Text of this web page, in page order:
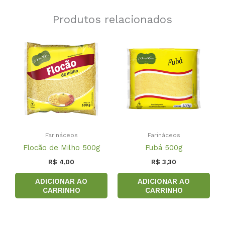
Produtos relacionados
Farináceos
Flocão de Milho 500g
R$ 4,00
ADICIONAR AO
CARRINHO
Farináceos
Fubá 500g
R$ 3,30
ADICIONAR AO
CARRINHO